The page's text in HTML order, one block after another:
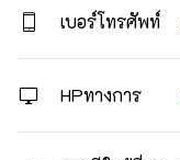
เบอร์โทรศัพท์
HPทางการ